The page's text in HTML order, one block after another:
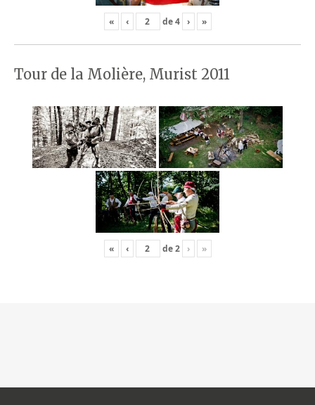
« ‹ de4 › »
Tour de la Molière, Murist 2011
« ‹ de2 › »